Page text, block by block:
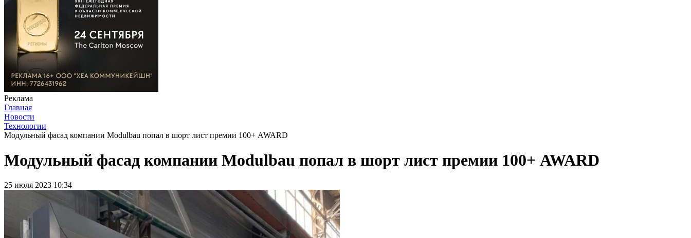
Реклама
Главная
Новости
Технологии
Модульный фасад компании Modulbau попал в шорт лист премии 100+ AWARD
Модульный фасад компании Modulbau попал в шорт лист премии 100+ AWARD
25 июля 2023 10:34